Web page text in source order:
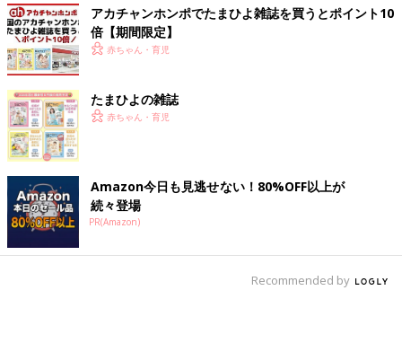
アカチャンホンポでたまひよ雑誌を買うとポイント10
倍【期間限定】
赤ちゃん・育児
たまひよの雑誌
赤ちゃん・育児
Amazon今日も見逃せない！80%OFF以上が
続々登場
PR(Amazon)
Recommended by